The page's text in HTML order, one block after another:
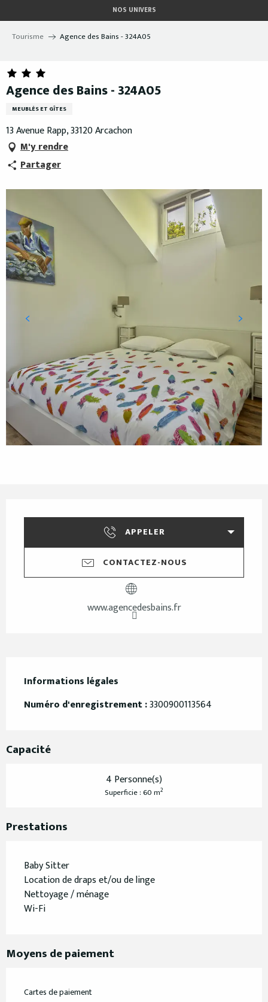
au
contenu
NOS UNIVERS
Tourisme Agence des Bains - 324A05
Agence des Bains - 324A05
MEUBLÉS ET GÎTES
13 Avenue Rapp, 33120 Arcachon
M'y rendre
Partager
APPELER
CONTACTEZ-NOUS
www.agencedesbains.fr
Informations légales
Informations légales
Numéro d'enregistrement :3300900113564
Capacité
4 Personne(s)
Superficie : 60 m2
Prestations
Baby Sitter
Location de draps et/ou de linge
Nettoyage / ménage
Wi-Fi
Moyens de paiement
Cartes de paiement